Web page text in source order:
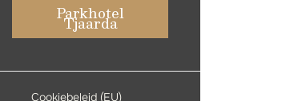
Parkhotel
Tjaarda
Cookiebeleid (EU)